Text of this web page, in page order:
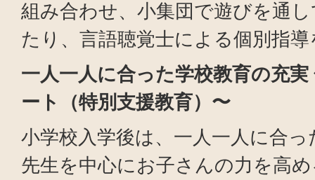
組み合わせ、小集団で遊びを通
たり、言語聴覚士による個別指
一人一人に合った学校教育の充
ート（特別支援教育）〜
小学校入学後は、一人一人に合
先生を中心にお子さんの力を高